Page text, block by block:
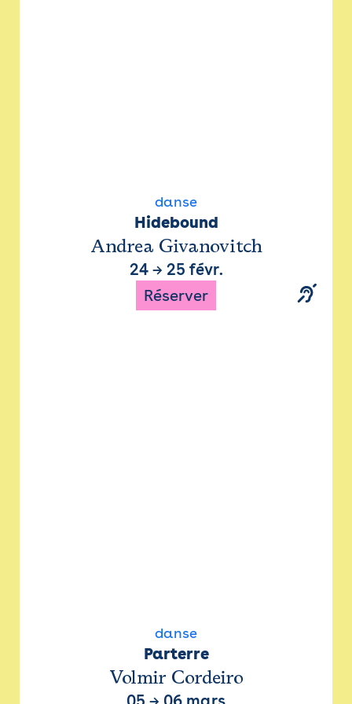
danse
Hidebound
Andrea Givanovitch
24→ 25 févr.
Réserver
danse
Parterre
Volmir Cordeiro